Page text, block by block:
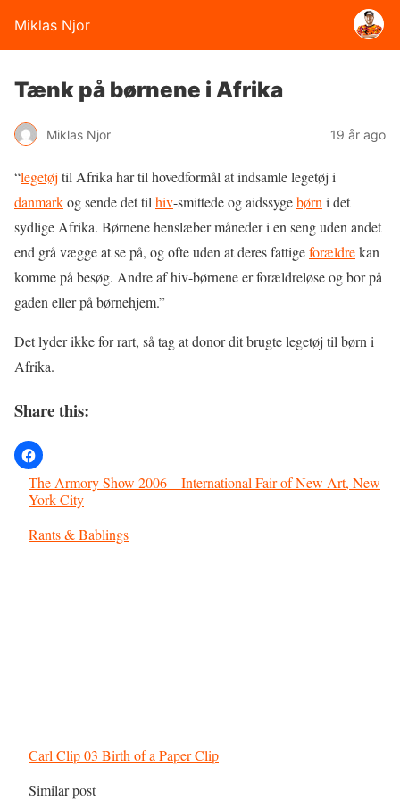
Miklas Njor
Tænk på børnene i Afrika
Miklas Njor 19 år ago
“legetøj til Afrika har til hovedformål at indsamle legetøj i
danmarkog sende det til hiv-smittede og aidssygebørn i det
sydlige Afrika. Børnene henslæber måneder i en seng uden andet
end grå vægge at se på, og ofte uden at deres fattigeforældrekan
komme på besøg. Andre af hiv-børnene er forældreløse og bor på
gaden eller på børnehjem.”
Det lyder ikke for rart, så tag at donor dit brugte legetøj til børn i
Afrika.
Share this:
The Armory Show 2006 – International Fair of New Art, New
York City
In relation to
Rants & Bablings
Carl Clip 03 Birth of a Paper Clip
In relation to
Similar post